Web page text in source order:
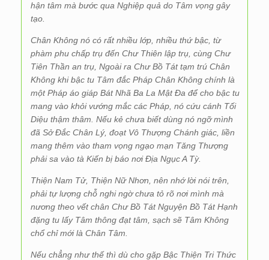
hận tâm mà bước qua Nghiệp quả do Tâm vọng gây
tạo.
Chân Không nó có rất nhiều lớp, nhiều thứ bậc, từ
phàm phu chấp trụ đến Chư Thiên lập trụ, cùng Chư
Tiên Thần an trụ, Ngoài ra Chư Bồ Tát tạm trú Chân
Không khi bậc tu Tâm đắc Pháp Chân Không chính là
một Pháp áo giáp Bát Nhã Ba La Mật Đa để cho bậc tu
mang vào khỏi vướng mắc các Pháp, nó cứu cánh Tối
Diệu thậm thâm. Nếu kẻ chưa biết dùng nó ngỡ mình
đã Sở Đắc Chân Lý, đoạt Vô Thượng Chánh giác, liền
mang thêm vào tham vọng ngạo mạn Tăng Thượng
phải sa vào tà Kiến bị báo nơi Địa Ngục A Tỳ.
Thiện Nam Tử, Thiện Nữ Nhơn, nên nhớ lời nói trên,
phải tự lượng chỗ nghi ngờ chưa tỏ rõ nơi mình mà
nương theo vết chân Chư Bồ Tát Nguyện Bồ Tát Hạnh
đặng tu lấy Tâm thông đạt tâm, sạch sẽ Tâm Không
chổ chỉ mới là Chân Tâm.
Nếu chẳng như thế thì dù cho gặp Bậc Thiện Tri Thức